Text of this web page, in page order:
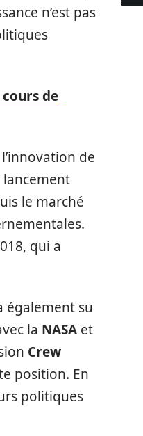
n’est pas
de
de
lancement
le marché
qui a
également su
la NASA et
Crew
position. En
politiques